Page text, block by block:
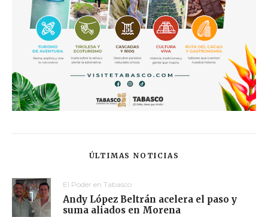
ÚLTIMAS NOTICIAS
El Poder en Tabasco
Andy López Beltrán acelera el paso y
suma aliados en Morena